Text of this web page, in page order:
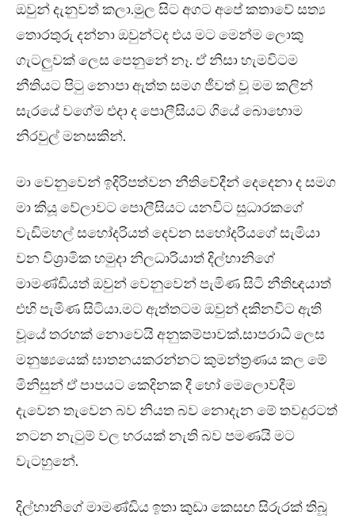
ඔවුන් දැනුවත් කලා.මුල සිට අගට අපේ කතාවේ සත්‍ය
තොරතුරු දන්නා ඔවුන්ටද එය මට මෙන්ම ලොකු
ගැටලුවක් ලෙස පෙනුනේ නෑ. ඒ නිසා හැමවිටම
නීතියට පිටු නොපා ඇත්ත සමග ජීවත් වූ මම කලින්
සැරයේ වගේම එදා ද පොලීසියට ගියේ බොහොම
නිරවුල් මනසකින්.
මා වෙනුවෙන් ඉදිරිපත්වන නීතිවේදීන් දෙදෙනා ද සමග
මා කියූ වේලාවට පොලීසියට යනවිට සුධාරකගේ
වැඩිමහල් සහෝදරියත් දෙවන සහෝදරියගේ සැමියා
වන විශ්‍රාමික හමුදා නිලධාරියාත් දිල්හානිගේ
මාමණ්ඩියත් ඔවුන් වෙනුවෙන් පැමිණ සිටි නීතිඥයාත්
එහි පැමිණ සිටියා.මට ඇත්තටම ඔවුන් දකිනවිට ඇති
වූයේ තරහක් නොවෙයි අනුකම්පාවක්.සාපරාධී ලෙස
මනුෂ්‍යයෙක් ඝාතනයකරන්නට කුමන්ත්‍රණය කල මේ
මිනිසුන් ඒ පාපයට කෙදිනක දී හෝ මෙලොවදීම
දැවෙන තැවෙන බව නියත බව නොදැන මේ තවදුරටත්
නටන නැටුම් වල හරයක් නැති බව පමණයි මට
වැටහුනේ.
දිල්හානිගේ මාමණ්ඩිය ඉතා කුඩා කෙසඟ සිරුරක් තිබූ